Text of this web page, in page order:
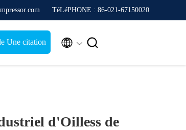
TéLéPHONE : 86-021-67150020
Une citation  
d'Oilless de